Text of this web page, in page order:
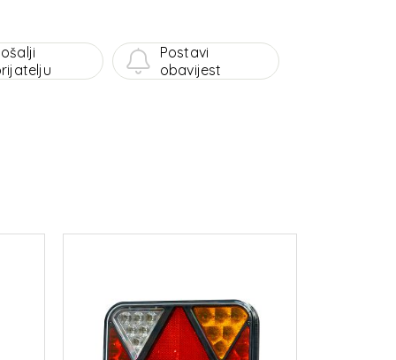
Postavi
obavijest